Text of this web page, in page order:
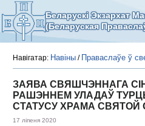
Беларускі Экзархат
(Беларуская
Навігатар: Навіны / Праваслаўе ў
ЗАЯВА СВЯШЧЭННАГА
РАШЭННЕМ УЛАДАЎ
СТАТУСУ ХРАМА СВЯТОЙ
17 ліпеня 2020